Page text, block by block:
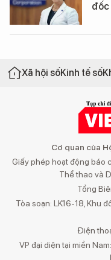
đốc
Xã hội sốKinh tế số
Cơ quan của
Giấy phép hoạt động báo
Thể thao và
Tổng
Tòa soạn: LK16-18, Khu
Điện
VP đại diện tại miền